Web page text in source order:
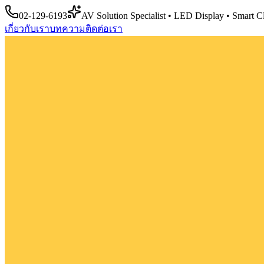
02-129-6193
AV Solution Specialist • LED Display • Smart
เกี่ยวกับเราบทความติดต่อเรา